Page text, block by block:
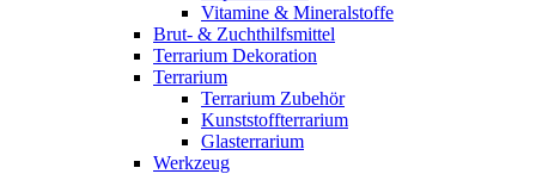
Vitamine & Mineralstoffe
Brut- & Zuchthilfsmittel
Terrarium Dekoration
Terrarium
Terrarium Zubehör
Kunststoffterrarium
Glasterrarium
Werkzeug